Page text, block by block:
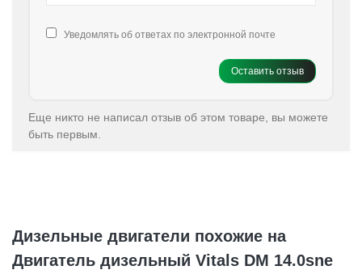
Уведомлять об ответах по электронной почте
Оставить отзыв
Еще никто не написал отзыв об этом товаре, вы можете
быть первым.
Дизельные двигатели похожие на
Двигатель дизельный Vitals DM 14.0sne